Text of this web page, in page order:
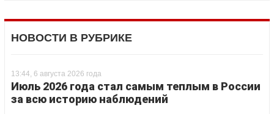
НОВОСТИ В РУБРИКЕ
13:44, 6 августа 2026 года
Июль 2026 года стал самым теплым в России
за всю историю наблюдений